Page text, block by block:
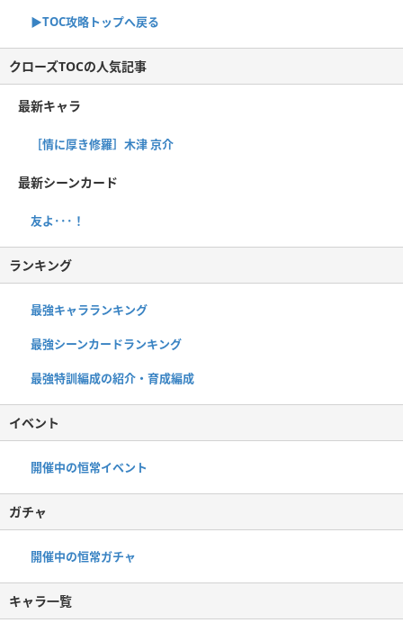
▶TOC攻略トップへ戻る
クローズTOCの人気記事
最新キャラ
［情に厚き修羅］木津 京介
最新シーンカード
友よ･･･！
ランキング
最強キャラランキング
最強シーンカードランキング
最強特訓編成の紹介・育成編成
イベント
開催中の恒常イベント
ガチャ
開催中の恒常ガチャ
キャラ一覧